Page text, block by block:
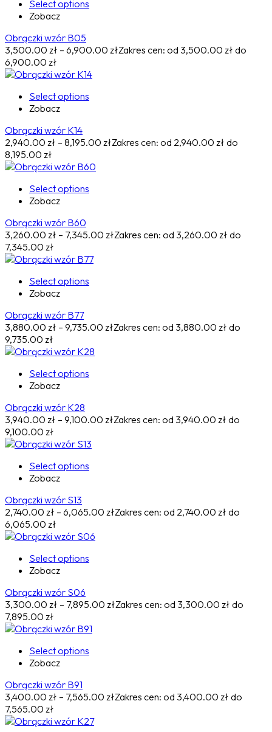
Select options
Zobacz
Obrączki wzór B05
3,500.00 zł – 6,900.00 złZakres cen: od 3,500.00 zł do
6,900.00 zł
Select options
Zobacz
Obrączki wzór K14
2,940.00 zł – 8,195.00 złZakres cen: od 2,940.00 zł do
8,195.00 zł
Select options
Zobacz
Obrączki wzór B60
3,260.00 zł – 7,345.00 złZakres cen: od 3,260.00 zł do
7,345.00 zł
Select options
Zobacz
Obrączki wzór B77
3,880.00 zł – 9,735.00 złZakres cen: od 3,880.00 zł do
9,735.00 zł
Select options
Zobacz
Obrączki wzór K28
3,940.00 zł – 9,100.00 złZakres cen: od 3,940.00 zł do
9,100.00 zł
Select options
Zobacz
Obrączki wzór S13
2,740.00 zł – 6,065.00 złZakres cen: od 2,740.00 zł do
6,065.00 zł
Select options
Zobacz
Obrączki wzór S06
3,300.00 zł – 7,895.00 złZakres cen: od 3,300.00 zł do
7,895.00 zł
Select options
Zobacz
Obrączki wzór B91
3,400.00 zł – 7,565.00 złZakres cen: od 3,400.00 zł do
7,565.00 zł